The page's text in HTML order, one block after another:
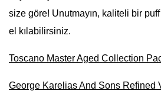
size göre! Unutmayın, kaliteli bir puff
el kılabilirsiniz.
Toscano Master Aged Collection
George Karelias And Sons Refined